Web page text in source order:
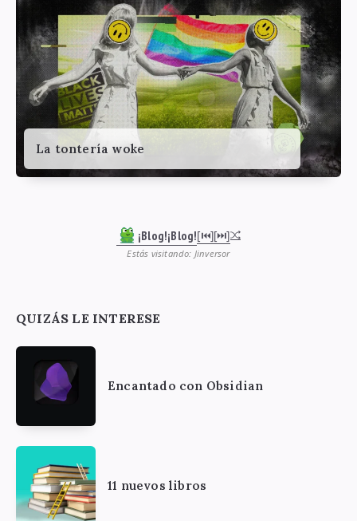
La tontería woke
¡Blog!¡Blog![⏮︎][⏭︎]
Estás visitando: Jinversor
QUIZÁS LE INTERESE
Encantado con Obsidian
11 nuevos libros